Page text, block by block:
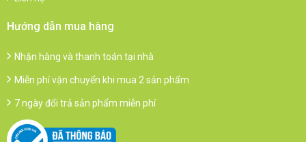
Hướng dẫn mua hàng
Nhận hàng và thanh toán tại nhà
Miễn phí vận chuyển khi mua 2 sản phẩm
7 ngày đổi trả sản phẩm miễn phí